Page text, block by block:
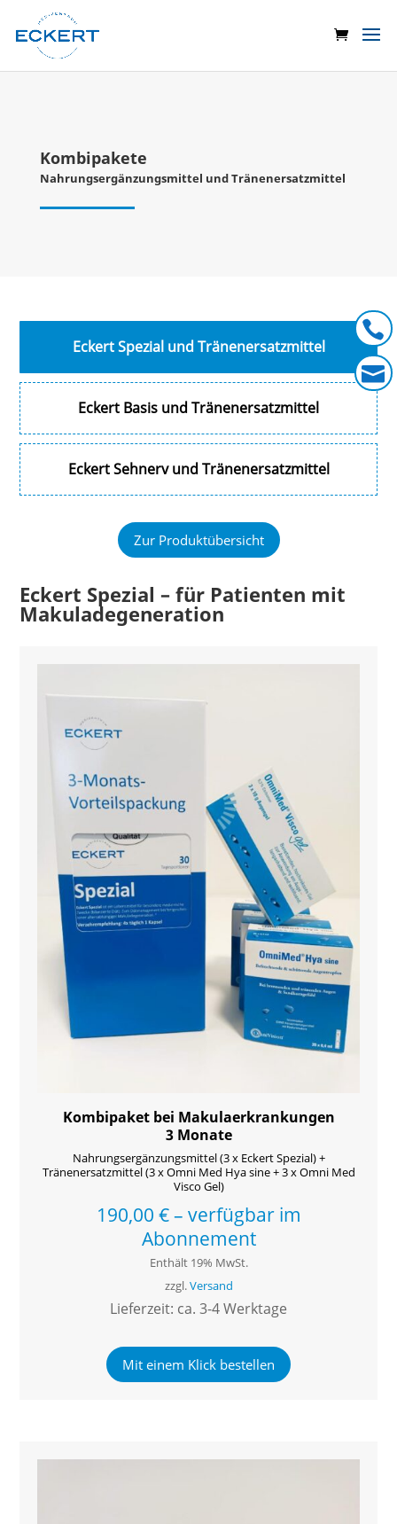
Kombipakete
Nahrungsergänzungsmittel und Tränenersatzmittel
Eckert Spezial und Tränenersatzmittel
Eckert Basis und Tränenersatzmittel
Eckert Sehnerv und Tränenersatzmittel
Zur Produktübersicht
Eckert Spezial – für Patienten mit
Makuladegeneration
Kombipaket bei Makulaerkrankungen
3 Monate
Nahrungsergänzungsmittel (3 x Eckert Spezial) +
Tränenersatzmittel (3 x Omni Med Hya sine + 3 x Omni Med
Visco Gel)
190,00 €– verfügbar im
Abonnement
Enthält 19% MwSt.
zzgl.Versand
Lieferzeit: ca. 3-4 Werktage
Mit einem Klick bestellen

